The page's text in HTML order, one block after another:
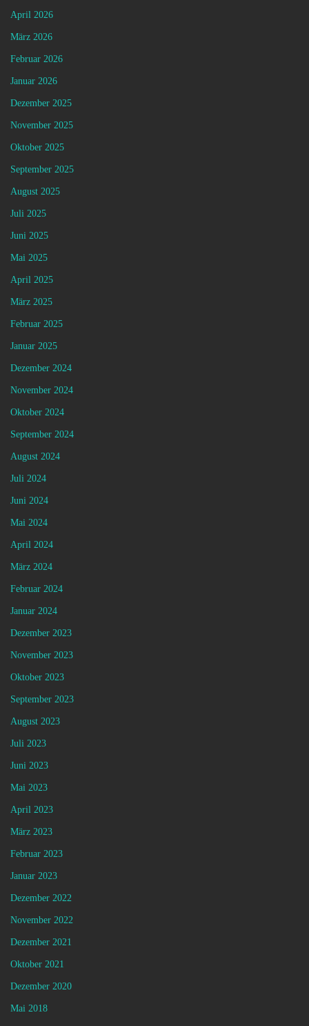
April 2026
März 2026
Februar 2026
Januar 2026
Dezember 2025
November 2025
Oktober 2025
September 2025
August 2025
Juli 2025
Juni 2025
Mai 2025
April 2025
März 2025
Februar 2025
Januar 2025
Dezember 2024
November 2024
Oktober 2024
September 2024
August 2024
Juli 2024
Juni 2024
Mai 2024
April 2024
März 2024
Februar 2024
Januar 2024
Dezember 2023
November 2023
Oktober 2023
September 2023
August 2023
Juli 2023
Juni 2023
Mai 2023
April 2023
März 2023
Februar 2023
Januar 2023
Dezember 2022
November 2022
Dezember 2021
Oktober 2021
Dezember 2020
Mai 2018